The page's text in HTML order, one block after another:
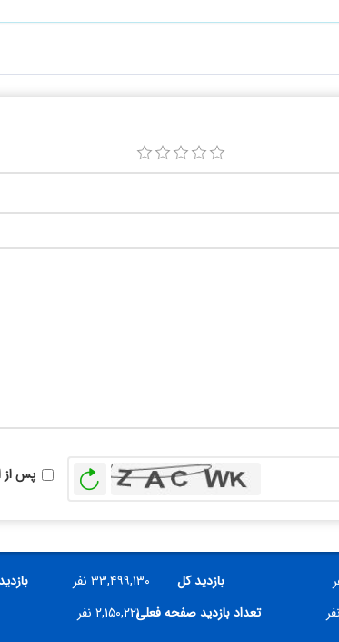
بازخوانی
پس از
بازدید کل ۳۳,۴۹۹,۱۳۰ نفر
تعداد بازدید صفحه فعلی۲,۱۵۰,۲۲۱ نفر